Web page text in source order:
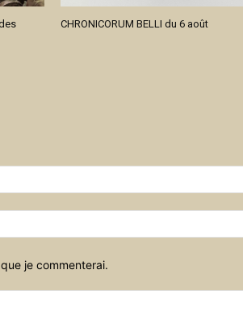
CHRONICORUM BELLI du 6 août
je commenterai.